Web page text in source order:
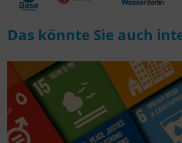
Das könnte Sie auch